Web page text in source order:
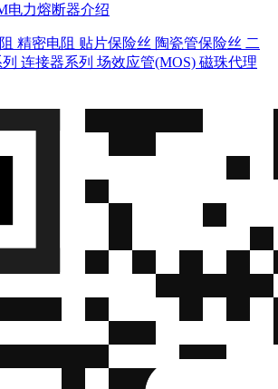
电力熔断器介绍
精密电阻 贴片保险丝 陶瓷管保险丝 二
连接器系列 场效应管(MOS) 磁珠代理